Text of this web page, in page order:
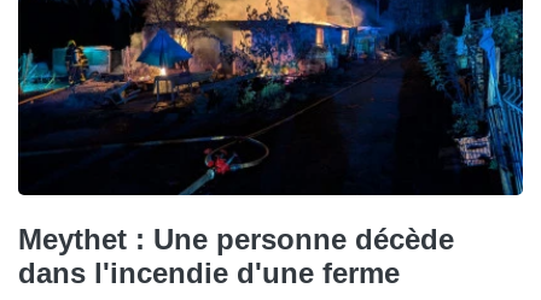
Meythet : Une personne décède
dans l'incendie d'une ferme